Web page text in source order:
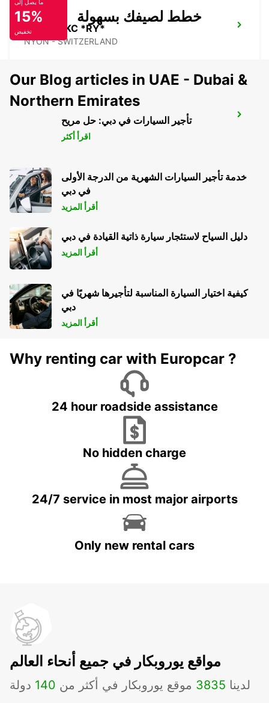
NYON - IKC *RY*
NYON - SWITZERLAND
ANNECY
ANNECY - FRANCE
ما يصل إلى
15%
تخفيض
خطط لصيفك بسهولة
Our Blog articles in UAE - Dubai &
Northern Emirates
تأجير السيارات في دبي: حل مريح
اقرأ أكثر
خدمة تأجير السيارات الشهرية من الدرجة الأولى
في دبي
أقرأ المزيد
دليل السياح لاستئجار سيارة ذاتية القيادة في دبي
أقرأ المزيد
كيفية اختيار السيارة المناسبة لتأجيرها شهريًا في
دبي
أقرأ المزيد
Why renting car with Europcar ?
24 hour roadside assistance
No hidden charge
24/7 service in most major airports
Only new rental cars
مواقع يوروبكار في جميع أنحاء العالم
لدينا 3835 موقع يوروبكار في أكثر من 140 دولة